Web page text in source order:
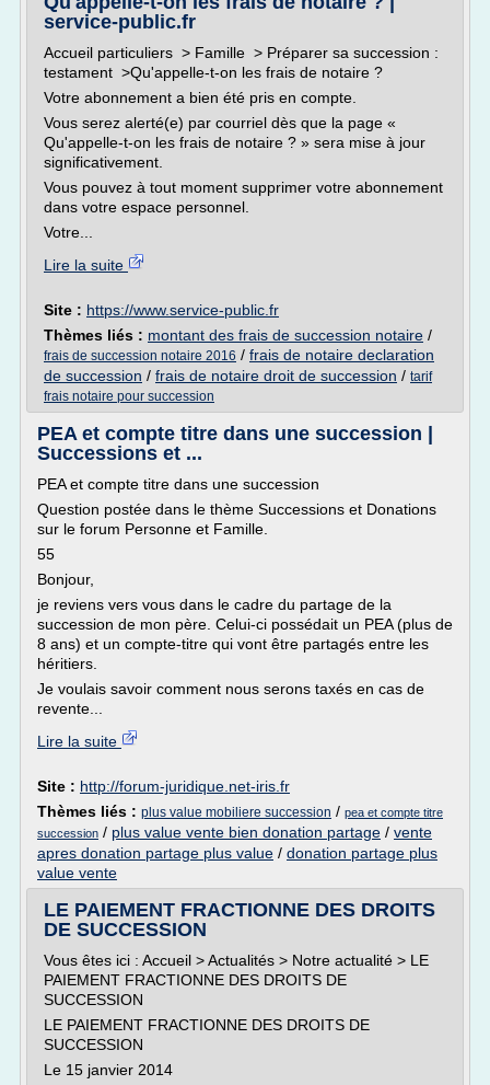
service-public.fr
Accueil particuliers > Famille > Préparer sa succession :
testament >Qu'appelle-t-on les frais de notaire ?
Votre abonnement a bien été pris en compte.
Vous serez alerté(e) par courriel dès que la page «
Qu'appelle-t-on les frais de notaire ? » sera mise à jour
significativement.
Vous pouvez à tout moment supprimer votre abonnement
dans votre espace personnel.
Votre...
Lire la suite
Site : https://www.service-public.fr
Thèmes liés : montant des frais de succession notaire /
frais de succession notaire 2016 / frais de notaire declaration
de succession / frais de notaire droit de succession / tarif
frais notaire pour succession
PEA et compte titre dans une succession |
Successions et ...
PEA et compte titre dans une succession
Question postée dans le thème Successions et Donations
sur le forum Personne et Famille.
55
Bonjour,
je reviens vers vous dans le cadre du partage de la
succession de mon père. Celui-ci possédait un PEA (plus de
8 ans) et un compte-titre qui vont être partagés entre les
héritiers.
Je voulais savoir comment nous serons taxés en cas de
revente...
Lire la suite
Site : http://forum-juridique.net-iris.fr
Thèmes liés : plus value mobiliere succession / pea et compte titre
succession / plus value vente bien donation partage / vente
apres donation partage plus value / donation partage plus
value vente
LE PAIEMENT FRACTIONNE DES DROITS
DE SUCCESSION
Vous êtes ici : Accueil > Actualités > Notre actualité > LE
PAIEMENT FRACTIONNE DES DROITS DE
SUCCESSION
LE PAIEMENT FRACTIONNE DES DROITS DE
SUCCESSION
Le 15 janvier 2014